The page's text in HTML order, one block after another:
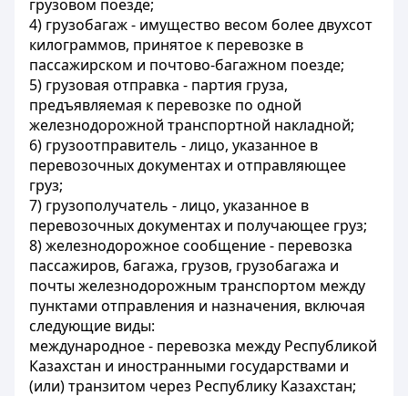
грузовом поезде;
4) грузобагаж- имущество весом более двухсот
килограммов, принятое к перевозке в
пассажирском и почтово-багажном поезде;
5) грузовая отправка - партия груза,
предъявляемая к перевозке по одной
железнодорожной транспортной накладной;
6) грузоотправитель - лицо, указанное в
перевозочных документах и отправляющее
груз;
7) грузополучатель - лицо, указанное в
перевозочных документах и получающее груз;
8)железнодорожное сообщение- перевозка
пассажиров, багажа, грузов, грузобагажа и
почты железнодорожным транспортом между
пунктами отправления и назначения, включая
следующие виды:
международное- перевозка между Республикой
Казахстан и иностранными государствами и
(или) транзитом через Республику Казахстан;